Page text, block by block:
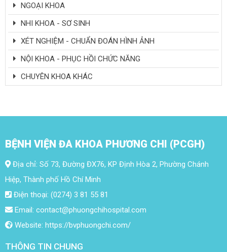
NGOẠI KHOA
NHI KHOA - SƠ SINH
XÉT NGHIỆM - CHUẨN ĐOÁN HÌNH ẢNH
NỘI KHOA - PHỤC HỒI CHỨC NĂNG
CHUYÊN KHOA KHÁC
BỆNH VIỆN ĐA KHOA PHƯƠNG CHI (PCGH)
Địa chỉ: Số 73, Đường ĐX76, KP Định Hòa 2, Phường Chánh
Hiệp, Thành phố Hồ Chí Minh
Điện thoại: (0274) 3 81 55 81
Email: contact@phuongchihospital.com
Website: https://bvphuongchi.com/
THÔNG TIN CHUNG